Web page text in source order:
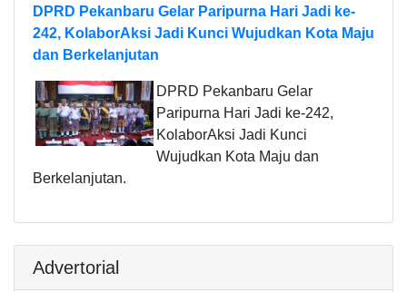
DPRD Pekanbaru Gelar Paripurna Hari Jadi ke-
242, KolaborAksi Jadi Kunci Wujudkan Kota Maju
dan Berkelanjutan
DPRD Pekanbaru Gelar
Paripurna Hari Jadi ke-242,
KolaborAksi Jadi Kunci
Wujudkan Kota Maju dan
Berkelanjutan.
Advertorial